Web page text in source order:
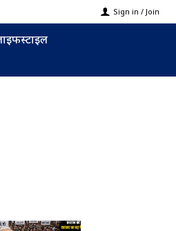
Sign in / Join